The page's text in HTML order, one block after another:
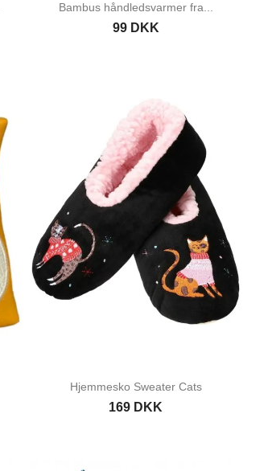
Bambus håndledsvarmer fra...
99 DKK
Hjemmesko Sweater Cats
169 DKK